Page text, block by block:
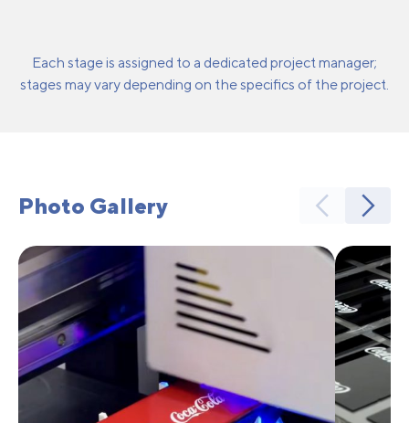
Each stage is assigned to a dedicated project manager;
stages may vary depending on the specifics of the project.
Photo Gallery